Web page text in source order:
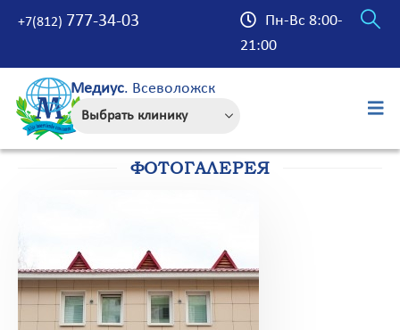
+7(812) 777-34-03
Пн-Вс 8:00-
21:00
Медиус. Всеволожск
ФОТОГАЛЕРЕЯ